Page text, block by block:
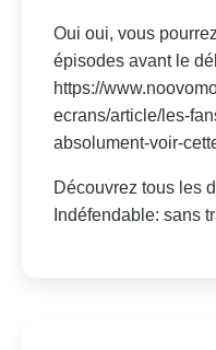
Oui oui, vous
épisodes avant le
https://
ecrans/article/les-
absolument-voir-
Découvrez tous les
Indéfendable: sans